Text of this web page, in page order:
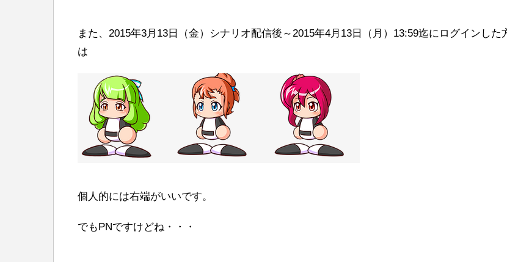
また、2015年3月13日（金）シナリオ配信後～2015年4月13日（月）13:59迄にログインした
は
個人的には右端がいいです。
でもPNですけどね・・・